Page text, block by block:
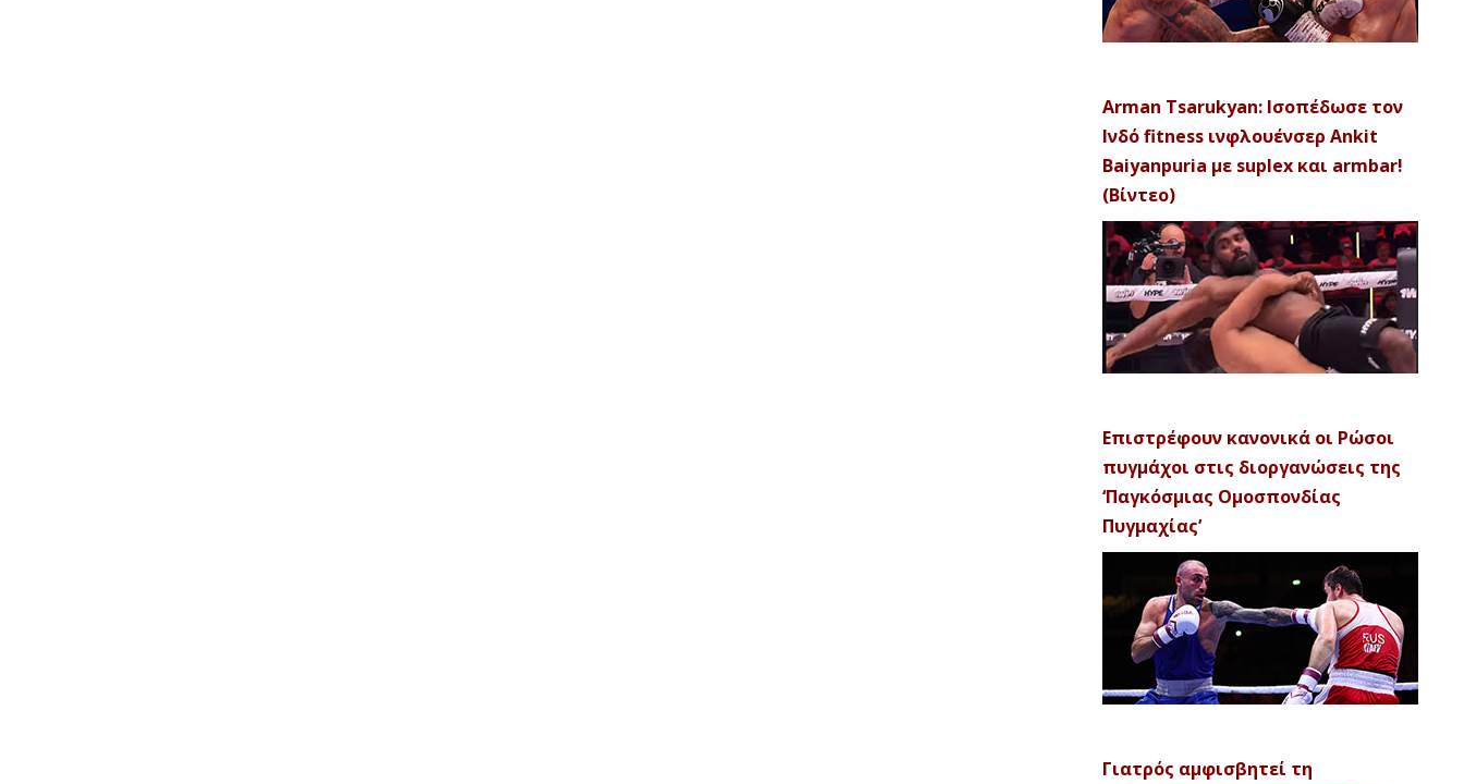
Arman Tsarukyan: Ισοπέδωσε τον
Ινδό fitness ινφλουένσερ Ankit
Baiyanpuria με suplex και armbar!
(Βίντεο)
Επιστρέφουν κανονικά οι Ρώσοι
πυγμάχοι στις διοργανώσεις της
‘Παγκόσμιας Ομοσπονδίας
Πυγμαχίας’
Γιατρός αμφισβητεί τη